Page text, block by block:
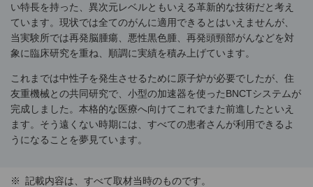
い特長を持った、異次元レベルともいえる革新的な技術だと考え
ています。現状では全てのがんに適用できるとはいえませんが、
当実験所では再発脳腫瘍、悪性黒色腫、再発頭頸部がんなどを対
象に臨床研究を重ね、順調に実績を積み上げています。
これまでは中性子を発生させるために原子炉が必要でしたが、住
友重機械との共同研究で、小型の加速器を使ったBNCTシステムが
完成しました。本格的な医療へ向けてこれでまた前進したといえ
ます。そう遠くない時期には、すべての患者さんが利用できるよ
うになることを夢見ています。
※ 記載内容は、すべて取材当時のものです。